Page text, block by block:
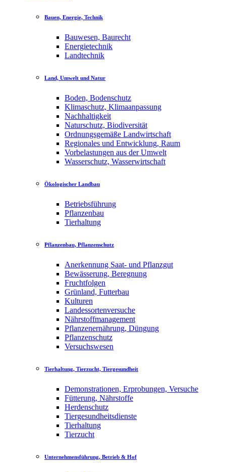
Bauen, Energie, Technik
Bauwesen, Baurecht
Energietechnik
Landtechnik
Land, Umwelt und Natur
Boden, Bodenschutz
Klimaschutz, Klimaanpassung
Nachhaltigkeit
Naturschutz, Biodiversität
Ordnungsgemäße Landwirtschaft
Regionales und Entwicklung, Raum
Vorbelastungen aus der Umwelt
Wasserschutz, Wasserwirtschaft
Ökologischer Landbau
Betriebsführung
Pflanzenbau
Tierhaltung
Pflanzenbau, Pflanzenschutz
Anerkennung Saat- und Pflanzgut
Bewässerung, Beregnung
Fruchtfolgen
Grünland, Futterbau
Kulturen
Landessortenversuche
Nährstoffmanagement
Pflanzenernährung, Düngung
Pflanzenschutz
Versuchswesen
Tierhaltung, Tierzucht, Tiergesundheit
Demonstrationen, Erprobungen, Versuche
Fütterung, Nährstoffe
Herdenschutz
Tiergesundheitsdienste
Tierhaltung
Tierzucht
Unternehmensführung, Betrieb & Hof